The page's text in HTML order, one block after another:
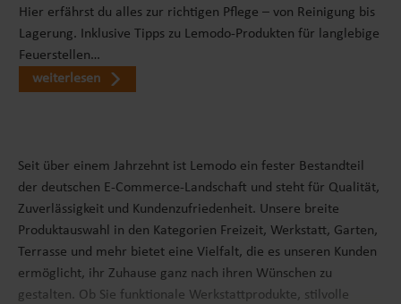
Hier erfährst du alles zur richtigen Pflege – von Reinigung bis
Lagerung. Inklusive Tipps zu Lemodo-Produkten für langlebige
Feuerstellen…
weiterlesen
Seit über einem Jahrzehnt ist Lemodo ein fester Bestandteil
der deutschen E-Commerce-Landschaft und steht für Qualität,
Zuverlässigkeit und Kundenzufriedenheit. Unsere breite
Produktauswahl in den Kategorien Freizeit, Werkstatt, Garten,
Terrasse und mehr bietet eine Vielfalt, die es unseren Kunden
ermöglicht, ihr Zuhause ganz nach ihren Wünschen zu
gestalten. Ob Sie funktionale Werkstattprodukte, stilvolle